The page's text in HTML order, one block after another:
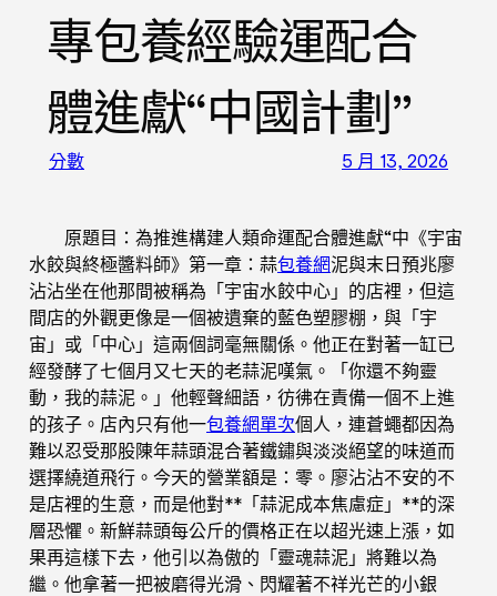
專包養經驗運配合
體進獻“中國計劃”
分數 5 月 13, 2026
原題目：為推進構建人類命運配合體進獻“中《宇宙
水餃與終極醬料師》第一章：蒜包養網泥與末日預兆廖
沾沾坐在他那間被稱為「宇宙水餃中心」的店裡，但這
間店的外觀更像是一個被遺棄的藍色塑膠棚，與「宇
宙」或「中心」這兩個詞毫無關係。他正在對著一缸已
經發酵了七個月又七天的老蒜泥嘆氣。「你還不夠靈
動，我的蒜泥。」他輕聲細語，彷彿在責備一個不上進
的孩子。店內只有他一包養網單次個人，連蒼蠅都因為
難以忍受那股陳年蒜頭混合著鐵鏽與淡淡絕望的味道而
選擇繞道飛行。今天的營業額是：零。廖沾沾不安的不
是店裡的生意，而是他對**「蒜泥成本焦慮症」**的深
層恐懼。新鮮蒜頭每公斤的價格正在以超光速上漲，如
果再這樣下去，他引以為傲的「靈魂蒜泥」將難以為
繼。他拿著一把被磨得光滑、閃耀著不祥光芒的小銀